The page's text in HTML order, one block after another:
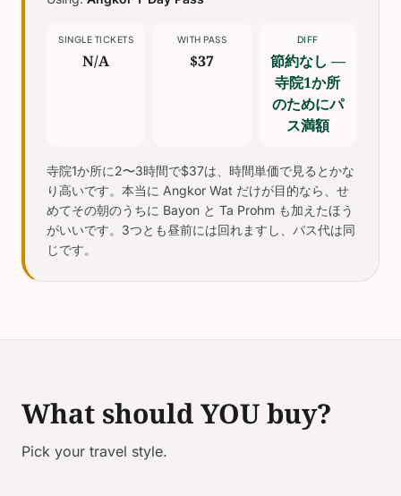
SINGLE TICKETS
N/A
WITH PASS
$37
DIFF
節約なし —
寺院1か所
のためにパ
ス満額
寺院1か所に2〜3時間で$37は、時間単価で見るとかな
り高いです。本当に Angkor Wat だけが目的なら、せ
めてその朝のうちに Bayon と Ta Prohm も加えたほう
がいいです。3つとも昼前には回れますし、パス代は同
じです。
What should YOU buy?
Pick your travel style.